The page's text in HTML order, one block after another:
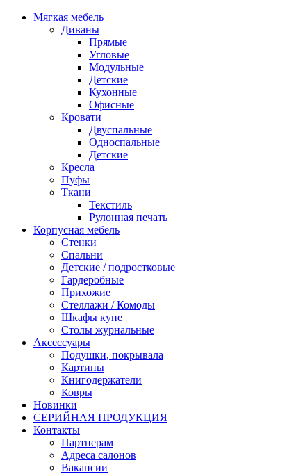
Мягкая мебель
Диваны
Прямые
Угловые
Модульные
Детские
Кухонные
Офисные
Кровати
Двуспальные
Односпальные
Детские
Кресла
Пуфы
Ткани
Текстиль
Рулонная печать
Корпусная мебель
Стенки
Спальни
Детские / подростковые
Гардеробные
Прихожие
Стеллажи / Комоды
Шкафы купе
Столы журнальные
Аксессуары
Подушки, покрывала
Картины
Книгодержатели
Ковры
Новинки
СЕРИЙНАЯ ПРОДУКЦИЯ
Контакты
Партнерам
Адреса салонов
Вакансии